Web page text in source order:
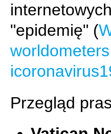
"epidemię" (
Przegląd